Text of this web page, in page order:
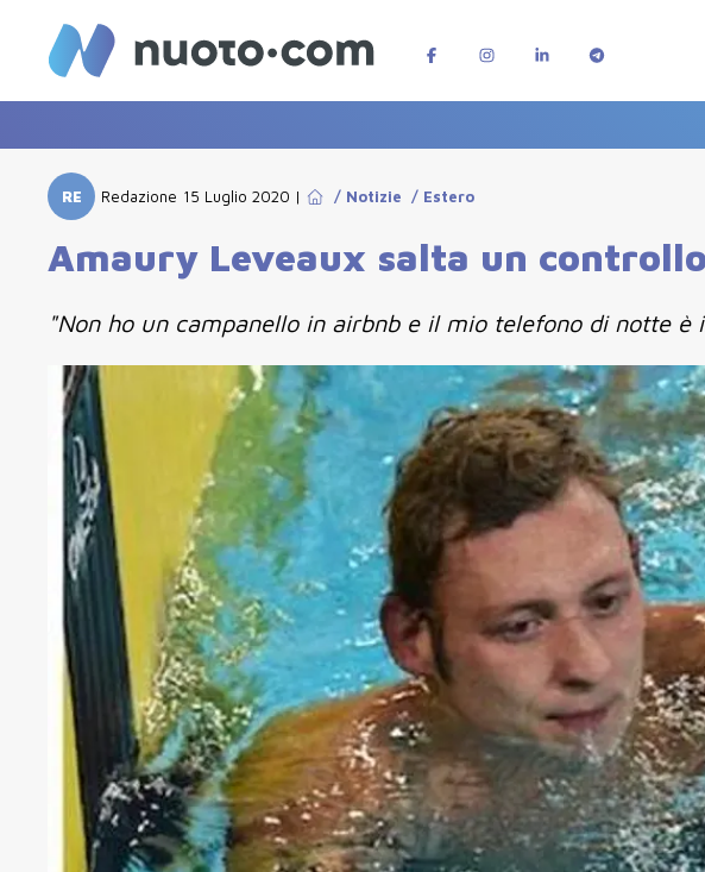
RE Redazione 15 Luglio 2020 | / Notizie / Estero
Amaury Leveaux salta un
"Non ho un campanello in airbnb e il mio telefono di notte è